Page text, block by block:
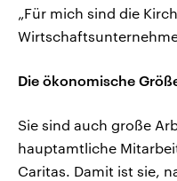
„Für mich sind die
Die ökonomische
Sie sind auch große
hauptamtliche
Caritas. Damit ist sie,